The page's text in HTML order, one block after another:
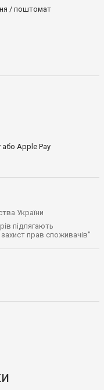
/ поштомат
Apple Pay
України
підлягають
прав споживачів"